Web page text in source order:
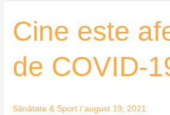
Cine este
de COVID-
Sănătate & Sport /august 19, 2021
Cine
este
de